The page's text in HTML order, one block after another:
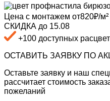
Цена с монтажем от820₽/м²
СКИДКА до 15.08
+100 доступных
ОСТАВИТЬ ЗАЯВКУ ПО
Оставьте заявку и наш
рассчитает стоимость
пожеланий